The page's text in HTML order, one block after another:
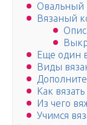
Овальный
Вязаный
Еще один
Виды
Как
Из чего
Учимся